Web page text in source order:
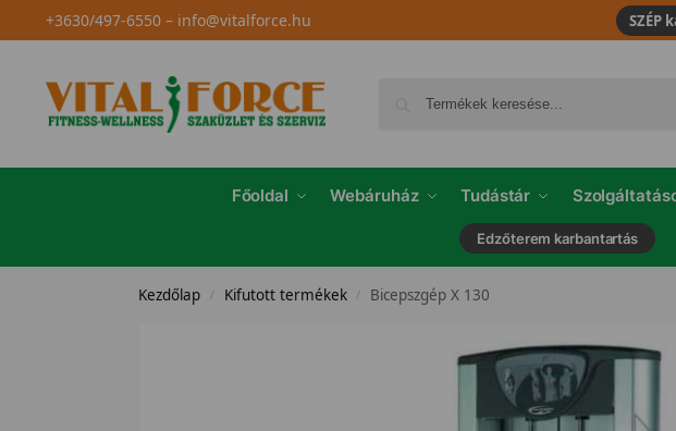
+3630/497-6550– info@vitalforce.hu SZÉP
Főoldal Webáruház Tudástár
Edzőterem karbantartás
Kezdőlap / Kifutott termékek / Bicepszgép X 130